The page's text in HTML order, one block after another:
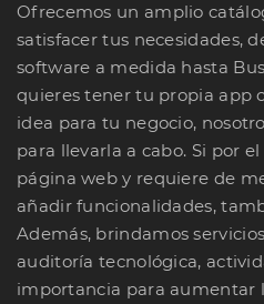
Ofrecemos un amplio
satisfacer tus necesidades,
software a medida hasta
quieres tener tu propia app
idea para tu negocio,
para llevarla a cabo. Si por
página web y requiere de
añadir funcionalidades,
Además, brindamos
auditoría tecnológica,
importancia para aumentar